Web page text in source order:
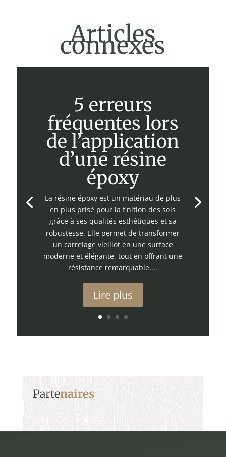
Articles
connexes
5 erreurs
fréquentes lors
de l’application
d’une résine
époxy
La résine époxy est un matériau de plus
en plus prisé pour la finition des sols
grâce à ses qualités esthétiques et sa
robustesse. Elle permet de transformer
un carrelage vieillot en une surface
moderne et élégante, tout en offrant une
résistance remarquable....
Lire plus
Partenaires